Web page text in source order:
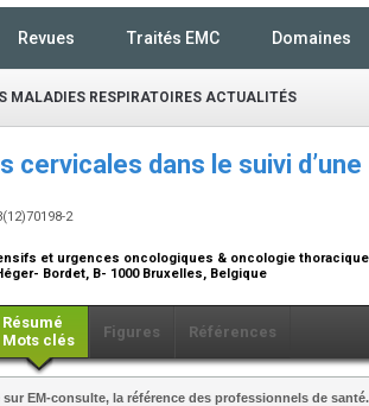
Revues Traités EMC Domaines
MALADIES RESPIRATOIRES ACTUALITÉS
cervicales dans le suivi
2
et urgences oncologiques & oncologie
Bordet, B- 1000 Bruxelles, Belgique
Résumé
Mots clés
Figures Références
sur EM-consulte, la référence des professionnels de santé.